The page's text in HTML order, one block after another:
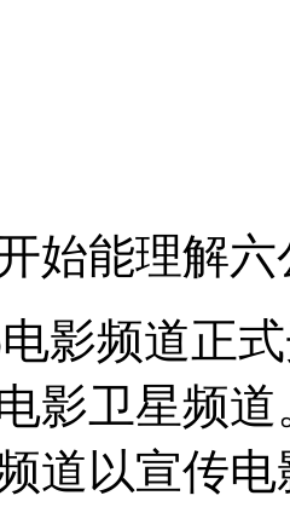
能理解六
频道正式
影卫星频
道以宣传